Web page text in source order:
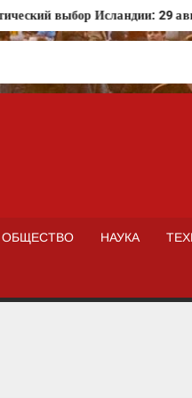
выбор Исландии: 29
ОБЩЕСТВО НАУКА